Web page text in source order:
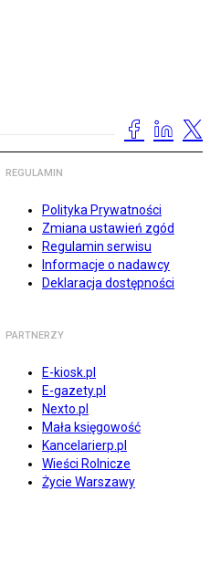
REGULAMIN
Polityka Prywatności
Zmiana ustawień zgód
Regulamin serwisu
Informacje o nadawcy
Deklaracja dostępności
PARTNERZY
E-kiosk.pl
E-gazety.pl
Nexto.pl
Mała księgowość
Kancelarierp.pl
Wieści Rolnicze
Życie Warszawy